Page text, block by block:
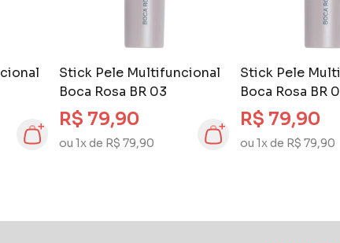
Stick Pele Multifuncional
Boca Rosa BR 03
R$ 79,90
ou 1x de R$ 79,90
Stick Pele
Boca Rosa BR
R$ 79,90
ou 1x de R$ 79,90